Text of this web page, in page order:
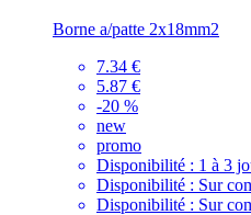
Borne a/patte 2x18mm2
7.34 €
5.87 €
-20 %
new
promo
Disponibilité : 1 à 3
Disponibilité : Sur
Disponibilité : Sur